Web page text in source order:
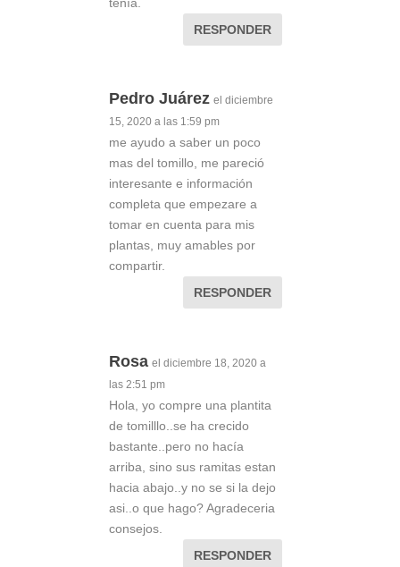
tenía.
RESPONDER
Pedro Juárez el diciembre
15, 2020 a las 1:59 pm
me ayudo a saber un poco
mas del tomillo, me pareció
interesante e información
completa que empezare a
tomar en cuenta para mis
plantas, muy amables por
compartir.
RESPONDER
Rosa el diciembre 18, 2020 a
las 2:51 pm
Hola, yo compre una plantita
de tomilllo..se ha crecido
bastante..pero no hacía
arriba, sino sus ramitas estan
hacia abajo..y no se si la dejo
asi..o que hago? Agradeceria
consejos.
RESPONDER